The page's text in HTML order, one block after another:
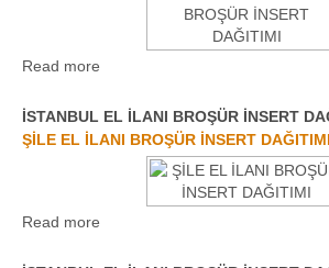
Read more
İSTANBUL EL İLANI BROŞÜR İNSERT
ŞİLE EL İLANI BROŞÜR İNSERT DAĞITIMI
Read more